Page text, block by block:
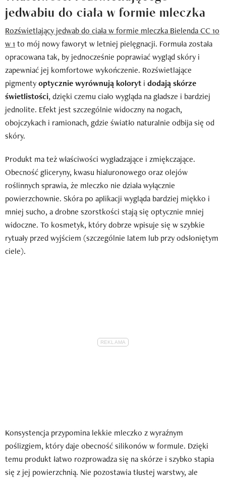
jedwabiu do ciała w formie mleczka
Rozświetlający jedwab do ciała w formie mleczka Bielenda CC 10
w 1 to mój nowy faworyt w letniej pielęgnacji. Formuła została
opracowana tak, by jednocześnie poprawiać wygląd skóry i
zapewniać jej komfortowe wykończenie. Rozświetlające
pigmentyoptycznie wyrównują koloryt i dodają skórze
świetlistości, dzięki czemu ciało wygląda na gładsze i bardziej
jednolite. Efekt jest szczególnie widoczny na nogach,
obojczykach i ramionach, gdzie światło naturalnie odbija się od
skóry.
Produkt ma też właściwości wygładzające i zmiękczające.
Obecność gliceryny, kwasu hialuronowego oraz olejów
roślinnych sprawia, że mleczko nie działa wyłącznie
powierzchownie. Skóra po aplikacji wygląda bardziej miękko i
mniej sucho, a drobne szorstkości stają się optycznie mniej
widoczne. To kosmetyk, który dobrze wpisuje się w szybkie
rytuały przed wyjściem (szczególnie latem lub przy odsłoniętym
ciele).
Konsystencja przypomina lekkie mleczko z wyraźnym
poślizgiem, który daje obecność silikonów w formule. Dzięki
temu produkt łatwo rozprowadza się na skórze i szybko stapia
się z jej powierzchnią. Nie pozostawia tłustej warstwy, ale